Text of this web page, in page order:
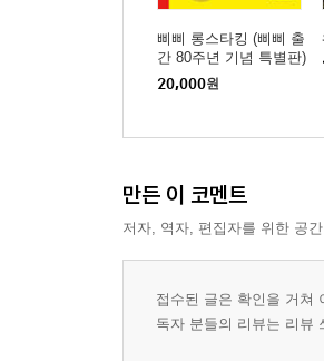
삐삐 롱스타킹 (삐삐 출
간 80주년 기념 특별판)
20,000원
만든 이 코멘트
저자, 역자, 편집자를 위한 공
접수된 글은 확인을 거쳐
독자 분들의 리뷰는 리뷰